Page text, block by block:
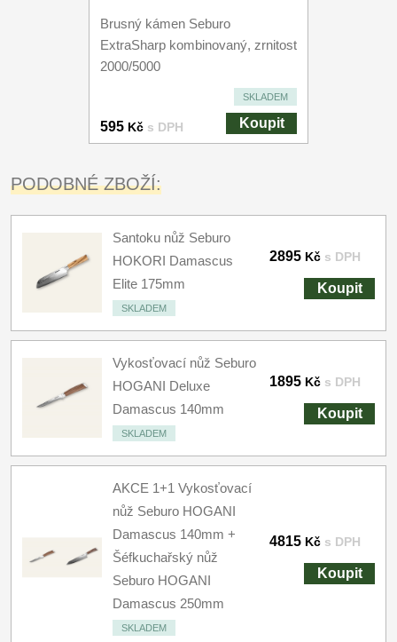
Brusný kámen Seburo
ExtraSharp kombinovaný, zrnitost
2000/5000
SKLADEM
595 Kč s DPH Koupit
PODOBNÉ ZBOŽÍ:
Santoku nůž Seburo
HOKORI Damascus
Elite 175mm
SKLADEM
2895 Kč s DPH
Koupit
Vykosťovací nůž Seburo
HOGANI Deluxe
Damascus 140mm
SKLADEM
1895 Kč s DPH
Koupit
AKCE 1+1 Vykosťovací
nůž Seburo HOGANI
Damascus 140mm +
Šéfkuchařský nůž
Seburo HOGANI
Damascus 250mm
SKLADEM
4815 Kč s DPH
Koupit